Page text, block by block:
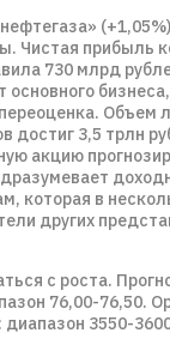
Чистая прибыль
730 млрд
основного
Объем
достиг 3,5 трлн
акцию
которая в
других
с роста.
76,00-76,50.
3550-